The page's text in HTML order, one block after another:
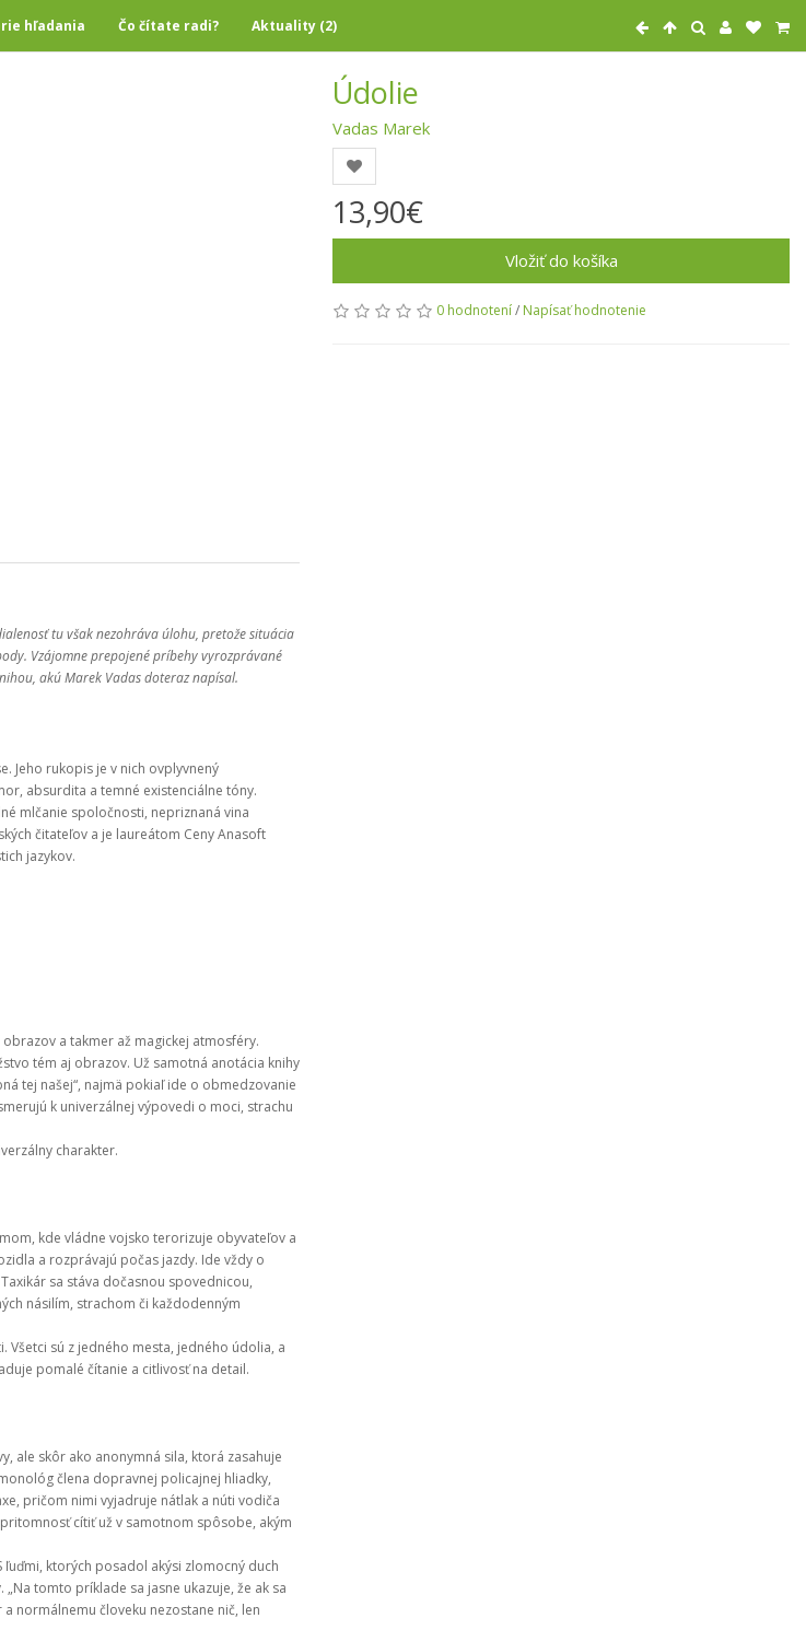
hľadania Čo čítate radi? Aktuality (2)
tu však nezohráva úlohu, pretože situácia
Vzájomne prepojené príbehy vyrozprávané
akú Marek Vadas doteraz napísal.
Jeho rukopis je v nich ovplyvnený
absurdita a temné existenciálne tóny.
mlčanie spoločnosti, nepriznaná vina
čitateľov a je laureátom Ceny Anasoft
jazykov.
a takmer až magickej atmosféry.
tém aj obrazov. Už samotná anotácia knihy
tej našej“, najmä pokiaľ ide o obmedzovanie
k univerzálnej výpovedi o moci, strachu
charakter.
kde vládne vojsko terorizuje obyvateľov a
a rozprávajú počas jazdy. Ide vždy o
sa stáva dočasnou spovednicou,
násilím, strachom či každodenným
sú z jedného mesta, jedného údolia, a
pomalé čítanie a citlivosť na detail.
ale skôr ako anonymná sila, ktorá zasahuje
člena dopravnej policajnej hliadky,
pričom nimi vyjadruje nátlak a núti vodiča
cítiť už v samotnom spôsobe, akým
ktorých posadol akýsi zlomocný duch
tomto príklade sa jasne ukazuje, že ak sa
normálnemu človeku nezostane nič, len
Údolie
Vadas Marek
13,90€
Vložiť do košíka
0 hodnotení/ Napísať hodnotenie